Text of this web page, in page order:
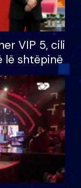
VIP 5, cili
lë shtëpinë